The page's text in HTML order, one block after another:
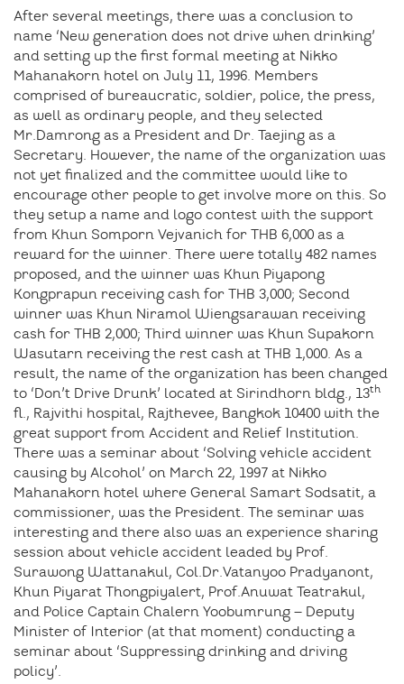
After several meetings, there was a conclusion to
name ‘New generation does not drive when drinking’
and setting up the first formal meeting at Nikko
Mahanakorn hotel on July 11, 1996. Members
comprised of bureaucratic, soldier, police, the press,
as well as ordinary people, and they selected
Mr.Damrong as a President and Dr. Taejing as a
Secretary. However, the name of the organization was
not yet finalized and the committee would like to
encourage other people to get involve more on this. So
they setup a name and logo contest with the support
from Khun Somporn Vejvanich for THB 6,000 as a
reward for the winner. There were totally 482 names
proposed, and the winner was Khun Piyapong
Kongprapun receiving cash for THB 3,000; Second
winner was Khun Niramol Wiengsarawan receiving
cash for THB 2,000; Third winner was Khun Supakorn
Wasutarn receiving the rest cash at THB 1,000. As a
result, the name of the organization has been changed
to ‘Don’t Drive Drunk’ located at Sirindhorn bldg., 13th
fl., Rajvithi hospital, Rajthevee, Bangkok 10400 with the
great support from Accident and Relief Institution.
There was a seminar about ‘Solving vehicle accident
causing by Alcohol’ on March 22, 1997 at Nikko
Mahanakorn hotel where General Samart Sodsatit, a
commissioner, was the President. The seminar was
interesting and there also was an experience sharing
session about vehicle accident leaded by Prof.
Surawong Wattanakul, Col.Dr.Vatanyoo Pradyanont,
Khun Piyarat Thongpiyalert, Prof.Anuwat Teatrakul,
and Police Captain Chalern Yoobumrung – Deputy
Minister of Interior (at that moment) conducting a
seminar about ‘Suppressing drinking and driving
policy’.